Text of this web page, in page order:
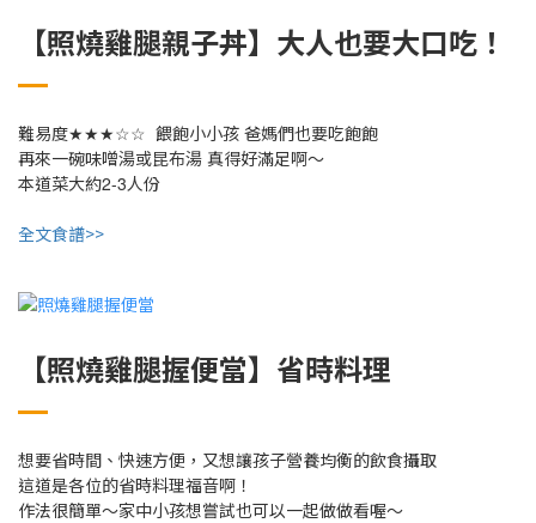
【照燒雞腿親子丼】大人也要大口吃！
難易度★★★☆☆ 餵飽小小孩 爸媽們也要吃飽飽
再來一碗味噌湯或昆布湯 真得好滿足啊～
本道菜大約2-3人份
全文食譜>>
【照燒雞腿握便當】省時料理
想要省時間、快速方便，又想讓孩子營養均衡的飲食攝取
這道是各位的省時料理福音啊！
作法很簡單～家中小孩想嘗試也可以一起做做看喔～